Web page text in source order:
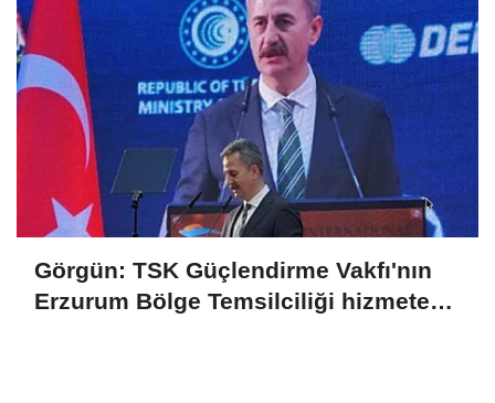
Görgün: TSK Güçlendirme Vakfı'nın
Erzurum Bölge Temsilciliği hizmete